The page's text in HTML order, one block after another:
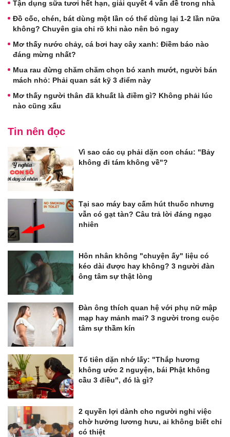
Tận dụng sữa tươi hết hạn, giải quyết 4 vấn đề trong nhà
Đồ cốc, chén, bát dùng một lần có thể dùng lại 1-2 lần nữa
không? Chuyên gia chỉ rõ khi nào nên bỏ ngay
Mơ thấy nước chảy, cá bơi hay cây xanh: Điềm báo nào
đáng mừng nhất?
Mua rau đừng chăm chăm chọn bó xanh mướt, người bán
mách nhỏ: Phải quan sát kỹ 3 điểm này
Mơ thấy người thân đã khuất là điềm gì? Không phải lúc
nào cũng xấu
Tin nên đọc
Vì sao các cụ phải dặn con cháu: "Bảy
không đi tám không về"?
Tại sao máy bay cấm hút thuốc nhưng
vẫn có gạt tàn? Câu trả lời đáng ngạc
nhiên
Hôn nhân không "chuyện ấy" liệu có
kéo dài được hay không? 3 người đàn
ông tâm sự thật lòng
Đàn ông thích quan hệ với phụ nữ mập
mạp hay mảnh mai? 3 người trong cuộc
tâm sự thầm kín
Tổ tiên dặn nhớ lấy: "Thắp hương
không ước 2 nguyện, bái Phật không
cầu 3 điều", đó là gì?
2 quyền lợi dành cho người nghỉ việc
chờ hưởng lương hưu, ai không biết chỉ
có thiệt